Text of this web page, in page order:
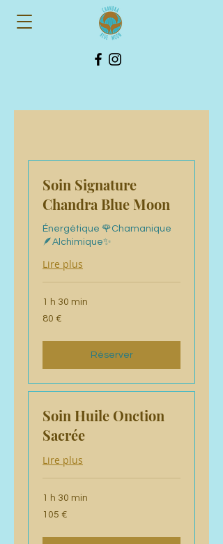
Soin Signature
Chandra Blue Moon
Énergétique 🌹Chamanique
🪶Alchimique✨
Lire plus
1 h 30 min
80
euros
80 €
Réserver
Soin Huile Onction
Sacrée
Lire plus
1 h 30 min
105
euros
105 €